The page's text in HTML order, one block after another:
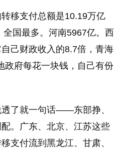
移支付总额是10.19万亿
国最多。河南5967亿。西
己财政收入的8.7倍，青海
政府每花一块钱，自己有份
了就一句话——东部挣、
。广东、北京、江苏这些
支付流到黑龙江、甘肃、